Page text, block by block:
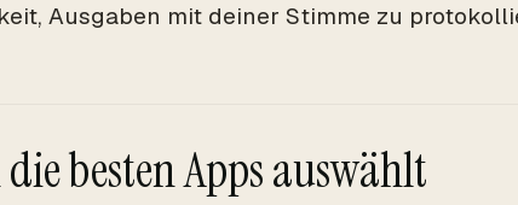
Ausgaben mit deiner Stimme zu
besten Apps auswählt